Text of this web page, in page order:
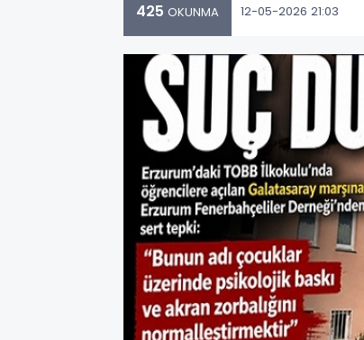
425 OKUNMA 12-05-2026 21:03